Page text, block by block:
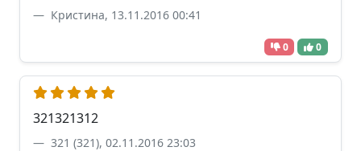
Кристина, 13.11.2016 00:41
0 0
321321312
321 (321), 02.11.2016 23:03